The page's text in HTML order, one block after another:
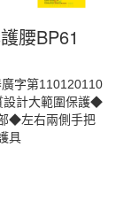
腰BP61
字第110120110
計大範圍保護◆
◆左右兩側手把
具